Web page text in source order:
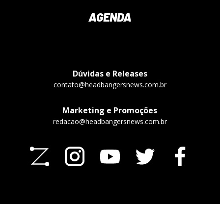
AGENDA
Dúvidas e Releases
contato@headbangersnews.com.br
Marketing e Promoções
redacao@headbangersnews.com.br